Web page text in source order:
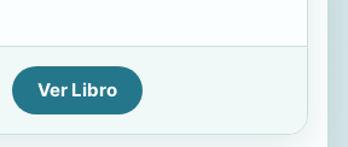
Ver Libro